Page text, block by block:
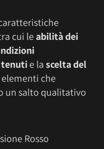
cui le abilità dei
e lascelta del
elementi che
un salto qualitativo